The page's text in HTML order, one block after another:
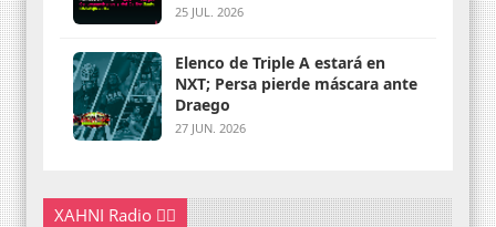
25 JUL. 2026
Elenco de Triple A estará en
NXT; Persa pierde máscara ante
Draego
27 JUN. 2026
XAHNI Radio 👇🏽